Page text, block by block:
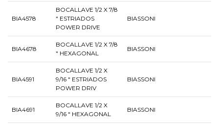
BIA4578
BOCALLAVE 1/2 X 7/8
" ESTRIADOS
POWER DRIVE
BIASSONI
BIA4678
BOCALLAVE 1/2 X 7/8
" HEXAGONAL
BIASSONI
BIA4591
BOCALLAVE 1/2 X
9/16 " ESTRIADOS
POWER DRIV
BIASSONI
BIA4691
BOCALLAVE 1/2 X
9/16 " HEXAGONAL
BIASSONI